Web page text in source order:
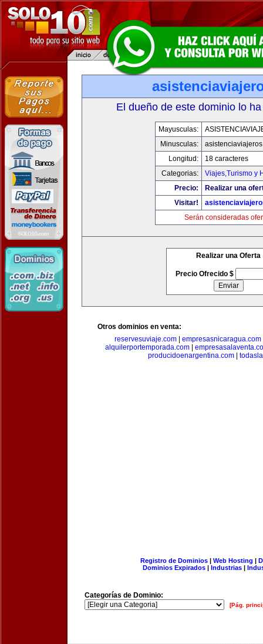
El dueño de este dominio lo
Mayusculas:
Minusculas:
Longitud:
18 caracteres
Categorias:
Viajes,Turismo y
Precio:
Realizar una
Visitar!
Serán consideradas
Realizar una Oferta
Precio Ofrecido $
Otros dominios en venta:
reservesuviaje.com| empresasnicaragua.com
alquilerportemporada.com
producidoenargentina.com
Registro de Dominios| Web Hosting |
Dominios Expirados | Industrias |
Categorías de Dominio:
[Pág.